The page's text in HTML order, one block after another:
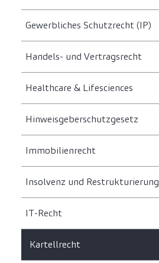
Gewerbliches Schutzrecht (IP)
Handels- und Vertragsrecht
Healthcare & Lifesciences
Hinweisgeberschutzgesetz
Immobilienrecht
Insolvenz und Restrukturierung
IT-Recht
Kartellrecht